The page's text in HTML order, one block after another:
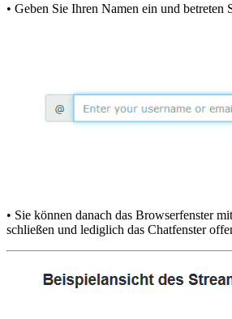
• Geben Sie Ihren Namen ein und betreten
• Sie können danach das Browserfenster
schließen und lediglich das Chatfenster